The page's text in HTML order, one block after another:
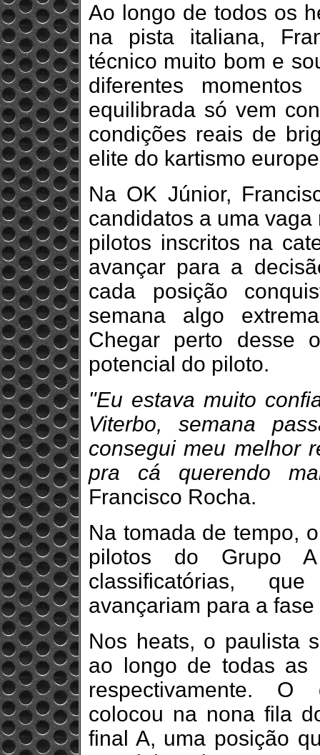
Ao longo de todos os
na pista italiana,
técnico muito bom e
diferentes
equilibrada só vem
condições reais de
elite do kartismo
Na OK Júnior,
candidatos a uma
pilotos inscritos na
avançar para a
cada posição
semana algo
Chegar perto desse
potencial do piloto.
"Eu estava muito
Viterbo, semana
consegui meu melhor
pra cá querendo
Francisco Rocha.
Na tomada de tempo,
pilotos do Grupo
classificatórias,
avançariam para a
Nos heats, o paulista
ao longo de todas as
respectivamente. O
colocou na nona fila
final A, uma posição